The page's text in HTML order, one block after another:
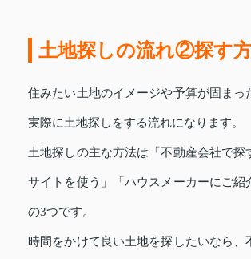
土地探しの流れ②探す
住みたい土地のイメージや予算が固まっ
実際に土地探しをする流れになります。
土地探しの主な方法は「不動産会社で探
サイトを使う」「ハウスメーカーにご紹
の3つです。
時間をかけて良い土地を探したいなら、